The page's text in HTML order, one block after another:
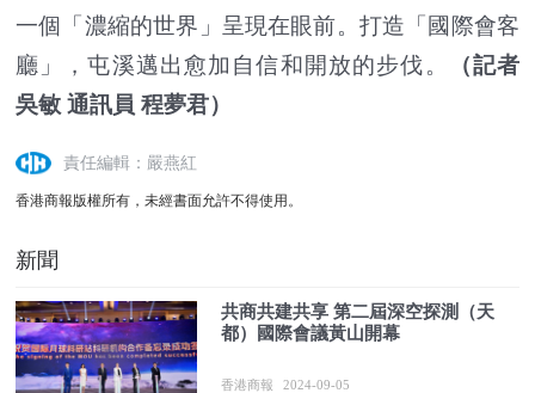
一個「濃縮的世界」呈現在眼前。打造「國際會客
廳」，屯溪邁出愈加自信和開放的步伐。
（記者
吳敏 通訊員 程夢君）
責任編輯：嚴燕紅
香港商報版權所有，未經書面允許不得使用。
新聞
共商共建共享 第二屆深空探測（天
都）國際會議黃山開幕
香港商報 2024-09-05